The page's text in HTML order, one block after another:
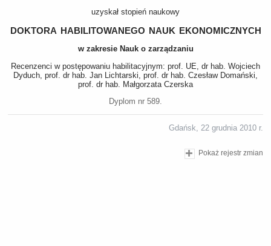
uzyskał stopień naukowy
doktora habilitowanego nauk ekonomicznych
w zakresie Nauk o zarządzaniu
Recenzenci w postępowaniu habilitacyjnym: prof. UE, dr hab. Wojciech
Dyduch, prof. dr hab. Jan Lichtarski, prof. dr hab. Czesław Domański,
prof. dr hab. Małgorzata Czerska
Dyplom nr 589.
Gdańsk, 22 grudnia 2010 r.
Pokaż rejestr zmian